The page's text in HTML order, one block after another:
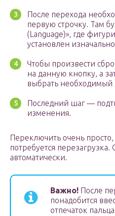
После перехода
первую строчку. Там
(Language)», где
установлен
Чтобы произвести
на данную кнопку, а
выбрать необходимый
Последний шаг —
изменения.
Переключить очень
потребуется
автоматически.
Важно! После
понадобится
отпечаток